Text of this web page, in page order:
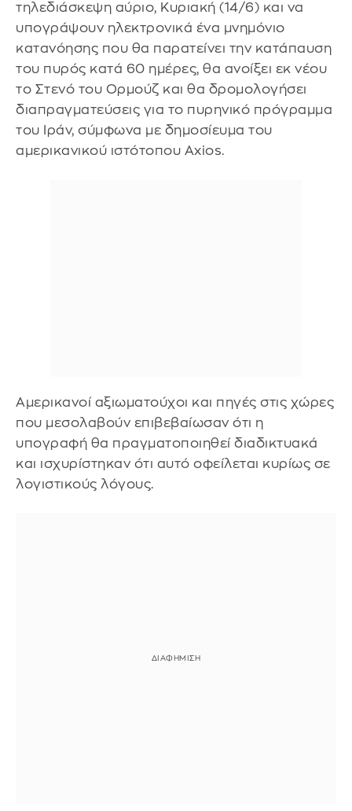
τηλεδιάσκεψη αύριο, Κυριακή (14/6) και να
υπογράψουν ηλεκτρονικά ένα μνημόνιο
κατανόησης που θα παρατείνει την κατάπαυση
του πυρός κατά 60 ημέρες, θα ανοίξει εκ νέου
το Στενό του Ορμούζ και θα δρομολογήσει
διαπραγματεύσεις για το πυρηνικό πρόγραμμα
του Ιράν, σύμφωνα με δημοσίευμα του
αμερικανικού ιστότοπου Axios.
Αμερικανοί αξιωματούχοι και πηγές στις χώρες
που μεσολαβούν επιβεβαίωσαν ότι η
υπογραφή θα πραγματοποιηθεί διαδικτυακά
και ισχυρίστηκαν ότι αυτό οφείλεται κυρίως σε
λογιστικούς λόγους.